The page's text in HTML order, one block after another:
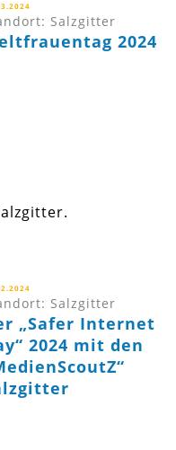
Salzgitter
2024
Salzgitter
„Safer Internet
2024 mit den